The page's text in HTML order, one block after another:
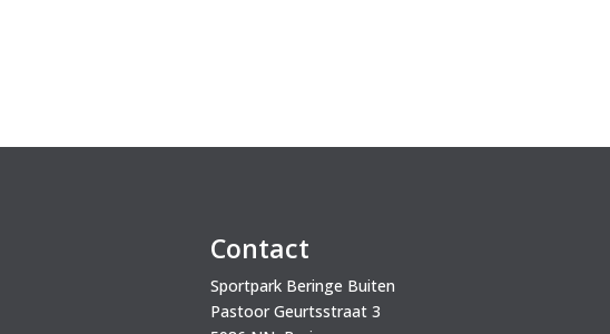
Contact
Sportpark Beringe Buiten
Pastoor Geurtsstraat 3